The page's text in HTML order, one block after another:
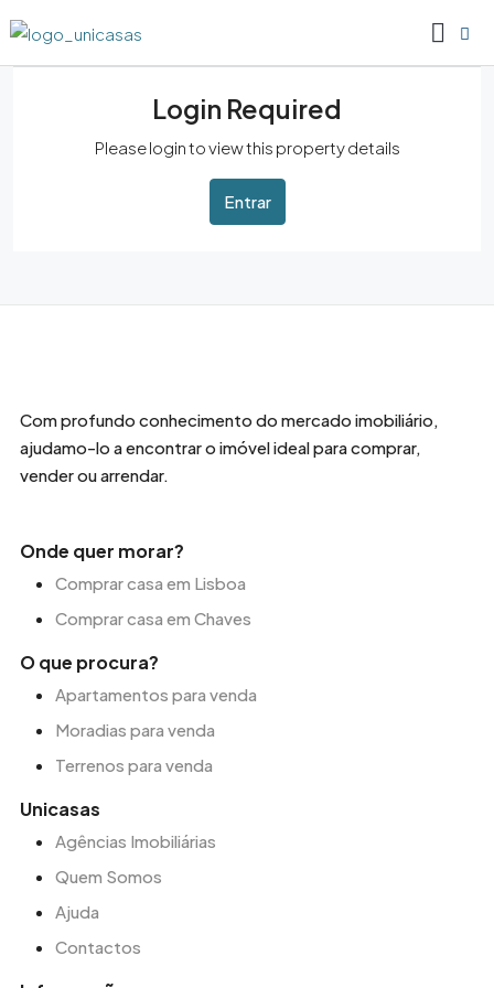
Login Required
Please login to view this property details
Entrar
Com profundo conhecimento do mercado imobiliário,
ajudamo-lo a encontrar o imóvel ideal para comprar,
vender ou arrendar.
Onde quer morar?
Comprar casa em Lisboa
Comprar casa em Chaves
O que procura?
Apartamentos para venda
Moradias para venda
Terrenos para venda
Unicasas
Agências Imobiliárias
Quem Somos
Ajuda
Contactos